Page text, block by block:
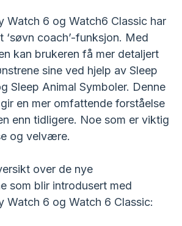
Watch 6 og Watch6 Classic har
coach’-funksjon. Med
kan brukeren få mer detaljert
sine ved hjelp av Sleep
Sleep Animal Symboler. Denne
en mer omfattende forståelse
enn tidligere. Noe som er viktig
og velvære.
over de nye
som blir introdusert med
Watch 6 og Watch 6 Classic: